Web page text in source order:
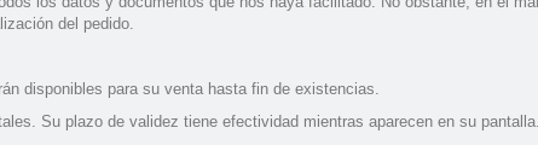
del pedido.
disponibles para su venta hasta fin de existencias.
Su plazo de validez tiene efectividad mientras aparecen en su